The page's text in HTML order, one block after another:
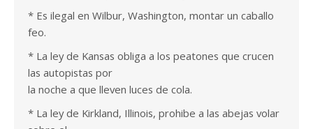
* Es ilegal en Wilbur, Washington, montar un caballo
feo.
* La ley de Kansas obliga a los peatones que crucen
las autopistas por
la noche a que lleven luces de cola.
* La ley de Kirkland, Illinois, prohibe a las abejas volar